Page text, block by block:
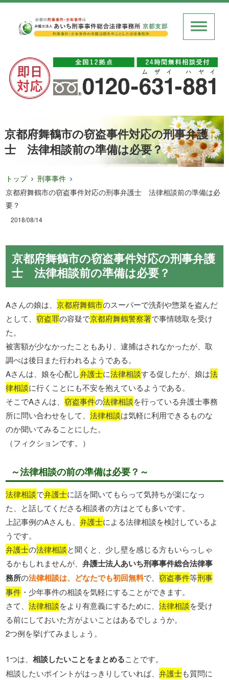
京都府舞鶴市の窃盗事件対応の刑事弁護
士 法律相談前の準備は必要？
トップ
刑事事件
京都府舞鶴市の窃盗事件対応の刑事弁護士 法律相談前の準備は必
要？
2018/08/14
京都府舞鶴市の窃盗事件対応の刑事弁護
士 法律相談前の準備は必要？
Aさんの娘は、京都府舞鶴市のスーパーで洗剤や惣菜を盗んだ
として、窃盗罪の容疑で京都府舞鶴警察署で事情聴取を受け
た。
被害額が少なかったこともあり、逮捕はされなかったが、取
調べは後日また行われるようである。
Aさんは、娘を心配し弁護士に法律相談する促したが、娘は法
律相談に行くことにも不安を抱えているようである。
そこでAさんは、窃盗事件の法律相談を行っている弁護士事務
所に問い合わせをして、法律相談は気軽に利用できるものな
のか聞いてみることにした。
（フィクションです。）
～法律相談の前の準備は必要？～
法律相談で弁護士に話を聞いてもらって気持ちが楽になっ
た、と話してくださる相談者の方はとても多いです。
上記事例のAさんも、弁護士による法律相談を検討しているよ
うです。
弁護士の法律相談と聞くと、少し壁を感じる方もいらっしゃ
るかもしれませんが、弁護士法人あいち刑事事件総合法律事
務所の法律相談は、どなたでも初回無料で、窃盗事件等刑事
事件 ・少年事件の相談を気軽にすることができます。
さて、法律相談をより有意義にするために、法律相談を受け
る前にしておいた方がよいことはあるでしょうか。
2つ例を挙げてみましょう。
1つは、相談したいことをまとめることです。
相談したいポイントがはっきりしていれば、弁護士も質問に